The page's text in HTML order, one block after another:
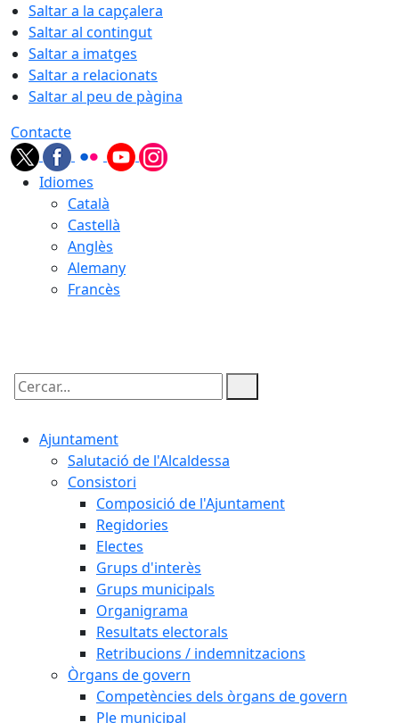
Saltar a la capçalera
Saltar al contingut
Saltar a imatges
Saltar a relacionats
Saltar al peu de pàgina
Contacte
Idiomes
Català
Castellà
Anglès
Alemany
Francès
Cercar:
Ajuntament
Salutació de l'Alcaldessa
Consistori
Composició de l'Ajuntament
Regidories
Electes
Grups d'interès
Grups municipals
Organigrama
Resultats electorals
Retribucions / indemnitzacions
Òrgans de govern
Competències dels òrgans de govern
Ple municipal